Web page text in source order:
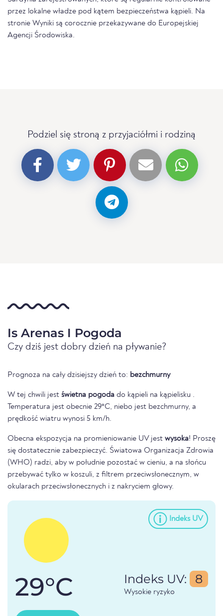
przez lokalne władze pod kątem bezpieczeństwa kąpieli. Na
stronie Wyniki są corocznie przekazywane do Europejskiej
Agencji Środowiska.
Podziel się stroną z przyjaciółmi i rodziną
Is Arenas I Pogoda
Czy dziś jest dobry dzień na pływanie?
Prognoza na cały dzisiejszy dzień to: bezchmurny
W tej chwili jest świetna pogoda do kąpieli na kąpielisku .
Temperatura jest obecnie 29°C, niebo jest bezchmurny, a
prędkość wiatru wynosi 5 km/h.
Obecna ekspozycja na promieniowanie UV jest wysoka! Proszę
się dostatecznie zabezpieczyć. Światowa Organizacja Zdrowia
(WHO) radzi, aby w południe pozostać w cieniu, a na słońcu
przebywać tylko w koszuli, z filtrem przeciwsłonecznym, w
okularach przeciwsłonecznych i z nakryciem głowy.
Indeks UV
29°C Indeks UV: 8
Wysokie ryzyko